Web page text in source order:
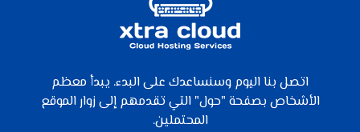
اتصل بنا اليوم وسنساعدك على البدء. يبدأ معظم
الأشخاص بصفحة "حول" التي تقدمهم إلى زوار الموقع
المحتملين.